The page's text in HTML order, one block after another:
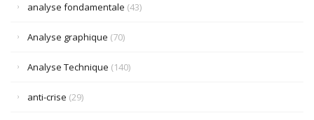
analyse fondamentale (43)
Analyse graphique (70)
Analyse Technique (140)
anti-crise (29)